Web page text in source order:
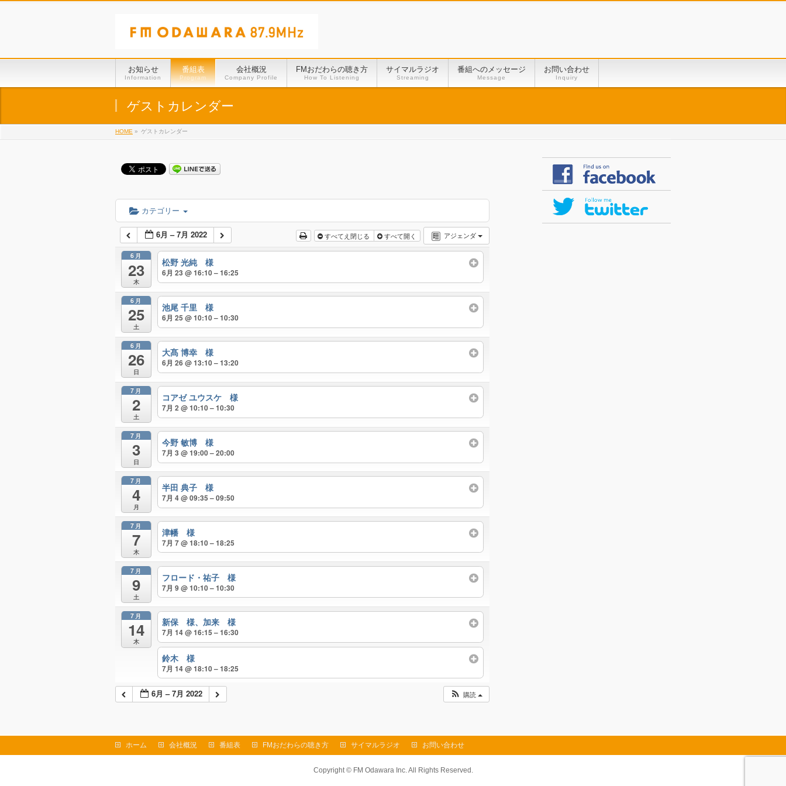
お知らせ
Information
番組表
Program
会社概況
Company Profile
FMおだわらの聴き方
How To Listening
サイマルラジオ
Streaming
番組へのメッセージ
Message
お問い合わせ
Inquiry
ゲストカレンダー
HOME » ゲストカレンダー
カテゴリー
アジェンダ
6月 – 7月 2022 すべてえ閉じる すべて開く
6月
23
木
松野 光純 様
6月 23 @ 16:10 – 16:25
6月
25
土
池尾 千里 様
6月 25 @ 10:10 – 10:30
6月
26
日
大髙 博幸 様
6月 26 @ 13:10 – 13:20
7月
2
土
コアゼ ユウスケ 様
7月 2 @ 10:10 – 10:30
7月
3
日
今野 敏博 様
7月 3 @ 19:00 – 20:00
7月
4
月
半田 典子 様
7月 4 @ 09:35 – 09:50
7月
7
木
津幡 様
7月 7 @ 18:10 – 18:25
7月
9
土
フロード・祐子 様
7月 9 @ 10:10 – 10:30
7月
14
木
新保 様、加来 様
7月 14 @ 16:15 – 16:30
鈴木 様
7月 14 @ 18:10 – 18:25
6月 – 7月 2022 購読
ホーム 会社概況 番組表 FMおだわらの聴き方 サイマルラジオ お問い合わせ
Copyright © FM Odawara Inc. All Rights Reserved.